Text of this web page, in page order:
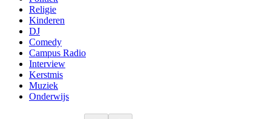
Religie
Kinderen
DJ
Comedy
Campus Radio
Interview
Kerstmis
Muziek
Onderwijs